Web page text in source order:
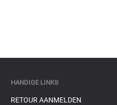
HANDIGE LINKS
RETOUR AANMELDEN